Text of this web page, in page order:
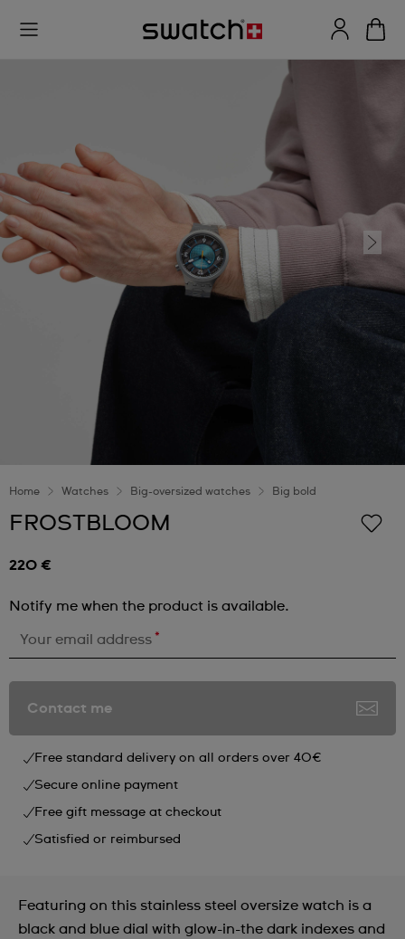
Home Watches Big-oversized watches Big bold
FROSTBLOOM
220 €
Notify me when the product is available.
Your email address *
Contact me
Free standard delivery on all orders over 40€
Secure online payment
Free gift message at checkout
Satisfied or reimbursed
Featuring on this stainless steel oversize watch is a
black and blue dial with glow-in-the dark indexes and